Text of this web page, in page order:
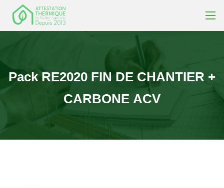
Pack RE2020 FIN DE CHANTIER +
CARBONE ACV